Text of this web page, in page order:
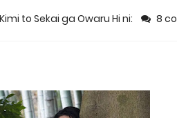
Kimi to Sekai ga Owaru Hi ni: 8